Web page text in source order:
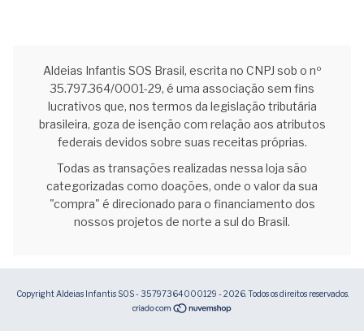
Aldeias Infantis SOS Brasil, escrita no CNPJ sob o nº
35.797.364/0001-29, é uma associação sem fins
lucrativos que, nos termos da legislação tributária
brasileira, goza de isenção com relação aos atributos
federais devidos sobre suas receitas próprias.
Todas as transações realizadas nessa loja são
categorizadas como doações, onde o valor da sua
"compra" é direcionado para o financiamento dos
nossos projetos de norte a sul do Brasil.
Copyright Aldeias Infantis SOS - 35797364000129 - 2026. Todos os direitos reservados.